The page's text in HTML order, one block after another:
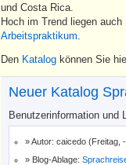
und Costa Rica.
Hoch im Trend liegen
Arbeitspraktikum.
Den Katalog können Sie
Neuer Katalog
Benutzerinformation und
Autor: caicedo (Freitag,
Blog-Ablage: